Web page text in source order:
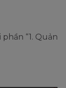
“1. Quản